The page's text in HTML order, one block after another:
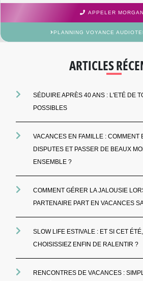
APPELER
PLANNING VOYANCE
ARTICLES
SÉDUIRE APRÈS 40 ANS : L'ETÉ DE
POSSIBLES
VACANCES EN FAMILLE : COMMENT
DISPUTES ET PASSER DE BEAUX
ENSEMBLE ?
COMMENT GÉRER LA JALOUSIE
PARTENAIRE PART EN VACANCES
SLOW LIFE ESTIVALE : ET SI CET
CHOISISSIEZ ENFIN DE RALENTIR ?
RENCONTRES DE VACANCES :